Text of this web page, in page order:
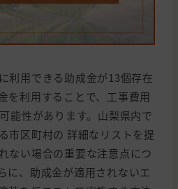
利用できる助成金が13個存在
を利用することで、工事費用
能性があります。山梨県内で
市区町村の 詳細なリストを提
ない場合の重要な注意点につ
に、助成金が適用されないエ